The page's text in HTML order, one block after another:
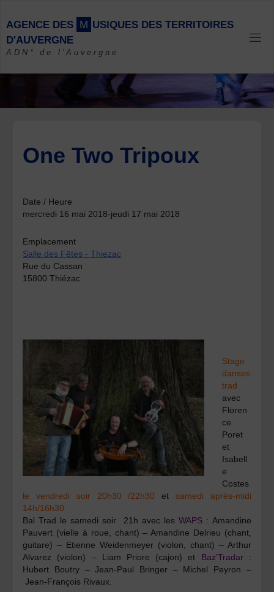
content
AGENCE DES M USIQUES DES TERRITOIRES
D'AUVERGNE
ADN* de l'Auvergne
One Two Tripoux
Date / Heure
mercredi 16 mai 2018-jeudi 17 mai 2018
Emplacement
Salle des Fêtes - Thiezac
Rue du Cassan
15800 Thiézac
Stage
danses
trad
avec
Floren
ce
Poret
et
Isabell
e
Costes
le vendredi soir 20h30 /22h30
et
samedi après-midi
14h/16h30
Bal Trad le samedi soir 21h avec les WAPS : Amandine
Pauvert (vielle à roue, chant) – Amandine Delrieu (chant,
guitare) – Etienne Weidenmeyer (violon, chant) – Arthur
Alvarez (violon) – Liam Priore (cajon)et Baz’Tradar:
Hubert Boutry – Jean-Paul Bringer – Michel Peyron –
Jean-François Rivaux.